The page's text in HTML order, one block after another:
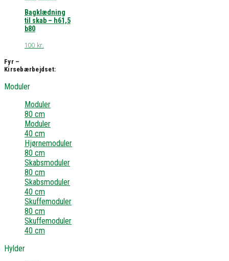
Bagklædning
til skab – h61,5
b80
100 kr.
Fyr –
Kirsebærbejdset:
Moduler
Moduler
80 cm
Moduler
40 cm
Hjørnemoduler
80 cm
Skabsmoduler
80 cm
Skabsmoduler
40 cm
Skuffemoduler
80 cm
Skuffemoduler
40 cm
Hylder